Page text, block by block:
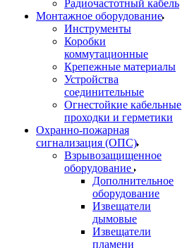
Радиочастотный кабель
Монтажное оборудование
Инструменты
Коробки
коммутационные
Крепежные материалы
Устройства
соединительные
Огнестойкие кабельные
проходки и герметики
Охранно-пожарная
сигнализация (ОПС)
Взрывозащищенное
оборудование
Дополнительное
оборудование
Извещатели
дымовые
Извещатели
пламени